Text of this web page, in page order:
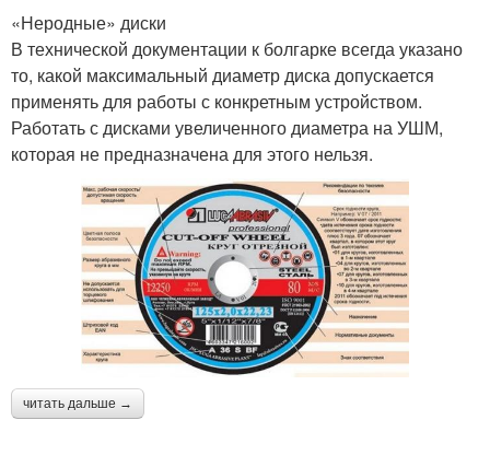
«Неродные» диски
В технической документации к болгарке всегда указано
то, какой максимальный диаметр диска допускается
применять для работы с конкретным устройством.
Работать с дисками увеличенного диаметра на УШМ,
которая не предназначена для этого нельзя.
читать дальше →